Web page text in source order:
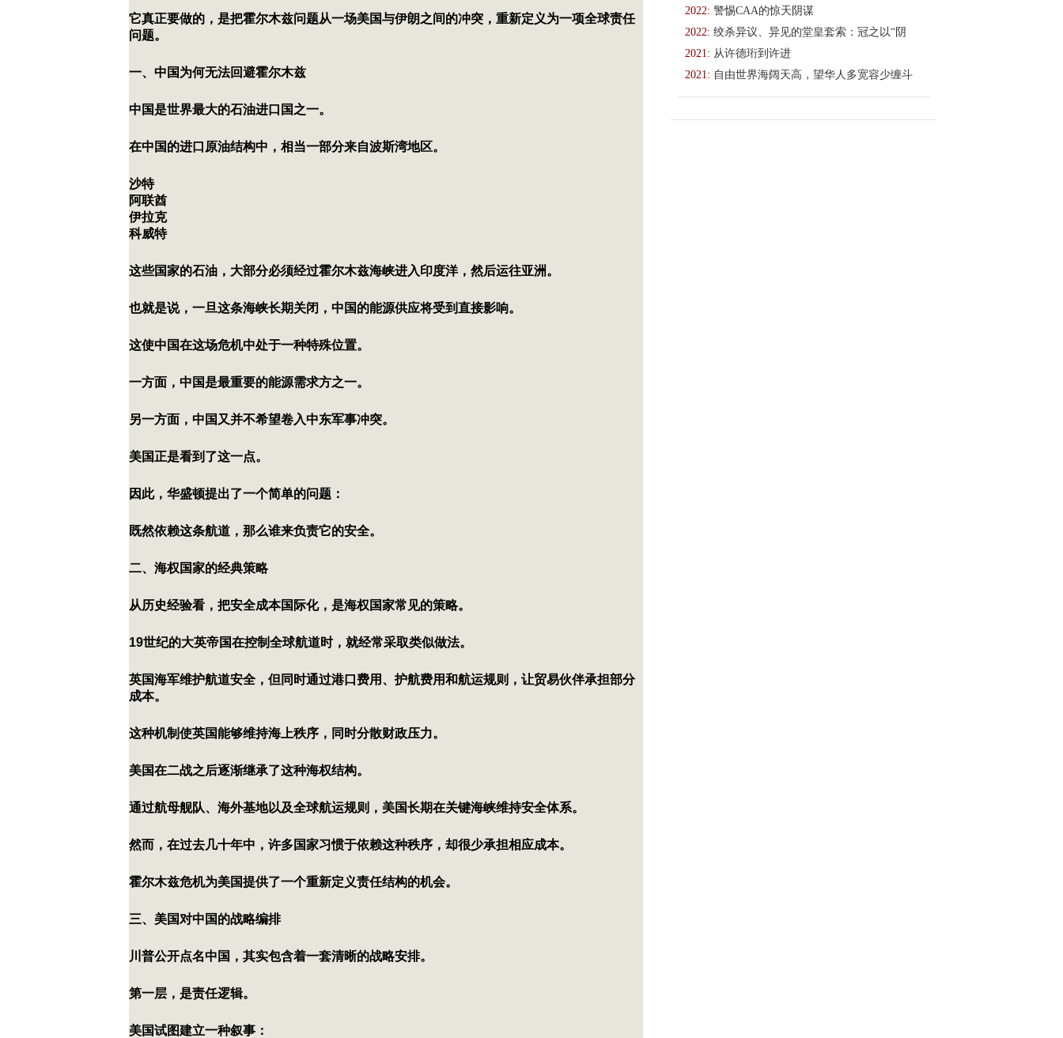
它真正要做的，是把霍尔木兹问题从一场美国与伊朗之间的冲突，重新定义为一项全球责任
问题。
一、中国为何无法回避霍尔木兹
中国是世界最大的石油进口国之一。
在中国的进口原油结构中，相当一部分来自波斯湾地区。
沙特
阿联酋
伊拉克
科威特
这些国家的石油，大部分必须经过霍尔木兹海峡进入印度洋，然后运往亚洲。
也就是说，一旦这条海峡长期关闭，中国的能源供应将受到直接影响。
这使中国在这场危机中处于一种特殊位置。
一方面，中国是最重要的能源需求方之一。
另一方面，中国又并不希望卷入中东军事冲突。
美国正是看到了这一点。
因此，华盛顿提出了一个简单的问题：
既然依赖这条航道，那么谁来负责它的安全。
二、海权国家的经典策略
从历史经验看，把安全成本国际化，是海权国家常见的策略。
19世纪的大英帝国在控制全球航道时，就经常采取类似做法。
英国海军维护航道安全，但同时通过港口费用、护航费用和航运规则，让贸易伙伴承担部分
成本。
这种机制使英国能够维持海上秩序，同时分散财政压力。
美国在二战之后逐渐继承了这种海权结构。
通过航母舰队、海外基地以及全球航运规则，美国长期在关键海峡维持安全体系。
然而，在过去几十年中，许多国家习惯于依赖这种秩序，却很少承担相应成本。
霍尔木兹危机为美国提供了一个重新定义责任结构的机会。
三、美国对中国的战略编排
川普公开点名中国，其实包含着一套清晰的战略安排。
第一层，是责任逻辑。
美国试图建立一种叙事：
2022: 警惕CAA的惊天阴谋
2022: 绞杀异议、异见的堂皇套索：冠之以“阴
2021: 从许德珩到许进
2021: 自由世界海阔天高，望华人多宽容少缠斗